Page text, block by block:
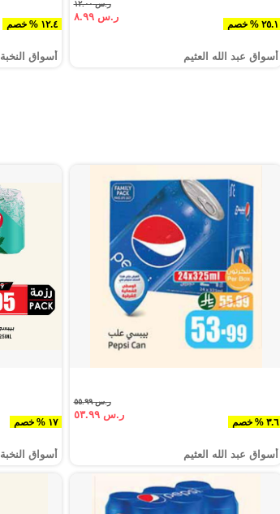
٢٥.١ % خصم
ر.س ١٢.٠٠
ر.س ٨.٩٩
أسواق عبد الله العثيم
١٢.٤ % خصم
أسواق النخبة
٣.٦ % خصم
ر.س ٥٥.٩٩
ر.س ٥٣.٩٩
أسواق عبد الله العثيم
١٧ % خصم
أسواق النخبة